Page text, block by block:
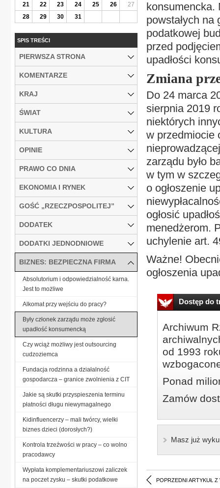
konsumencka.
powstałych
podatkowej
przed
upadłości
Zmiana
Do 24 marca
sierpnia 2019
niektórych
w przedmiocie
zarządu było
w tym w
o ogłoszenie
ogłosić
menedżerom.
uchylenie art.
Ważne!
ogłoszenia
Dostęp do
Archiwum
od 1993
Ponad
Zamów
Masz już
POPRZEDNI ARTYKUŁ Z
21
22 23 24 25 26
27
28
29 30 31
SPIS TREŚCI
PIERWSZA STRONA
KOMENTARZE
KRAJ
ŚWIAT
KULTURA
OPINIE
PRAWO CO DNIA
EKONOMIA I RYNEK
GOŚĆ „RZECZPOSPOLITEJ”
DODATEK
DODATKI JEDNODNIOWE
BIZNES: BEZPIECZNA FIRMA
Absolutorium i odpowiedzialność karna.
Jest to możliwe
Alkomat przy wejściu do pracy?
Były członek zarządu może zgłosić
upadłość konsumencką
Czy wciąż możliwy jest outsourcing
cudzoziemca
Fundacja rodzinna a działalność
gospodarcza – granice zwolnienia z CIT
Jakie są skutki przyspieszenia terminu
płatności długu niewymagalnego
Kidinfluencerzy – mali twórcy, wielki
biznes dzieci (dorosłych?)
Kontrola trzeźwości w pracy – co wolno
pracodawcy
Wypłata komplementariuszowi zaliczek
na poczet zysku – skutki podatkowe